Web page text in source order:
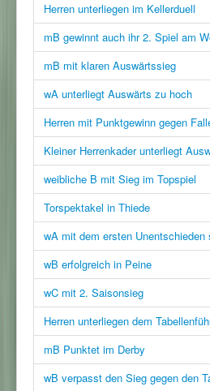
Herren unterliegen im Kellerduell
mB gewinnt auch ihr 2. Spiel am
mB mit klaren Auswärtssieg
wA unterliegt Auswärts zu hoch
Herren mit Punktgewinn gegen
Kleiner Herrenkader unterliegt
weibliche B mit Sieg im Topspiel
Torspektakel in Thiede
wA mit dem ersten Unentschieden
wB erfolgreich in Peine
wC mit 2. Saisonsieg
Herren unterliegen dem
mB Punktet im Derby
wB verpasst den Sieg gegen den